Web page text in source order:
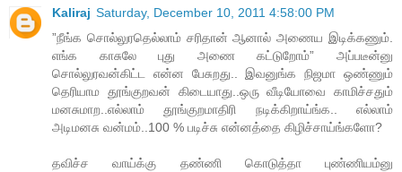
Kaliraj Saturday, December 10, 2011 4:58:00 PM
”நீங்க சொல்லுரதெல்லாம் சரிதான் ஆனால் அணைய இடிக்கணும்.
எங்க காசுலே புது அணை கட்டுறோம்” அப்படீன்னு
சொல்லுரவன்கிட்ட என்ன பேசுறது.. இவனுங்க நிஜமா ஒண்ணும்
தெரியாம தூங்குறவன் கிடையாது..ஒரு வீடியோவை காமிச்சதும்
மனசுமாற..எல்லாம் தூங்குறமாதிரி நடிக்கிறாய்ங்க.. எல்லாம்
அடிமனசு வன்மம்..100 % படிச்சு என்னத்தை கிழிச்சாய்ங்களோ?
தவிச்ச வாய்க்கு தண்ணி கொடுத்தா புண்ணியம்னு